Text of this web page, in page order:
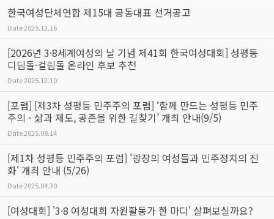
한국여성단체연합 제15대 공동대표 선거공고
Date2025.12.16
[2026년 3·8세계여성의 날 기념 제41회 한국여성대회] 성평등
디딤돌·걸림돌 온라인 후보 추천
Date2025.12.10
[포럼] [제3차 성평등 민주주의 포럼] ‘함께 만드는 성평등 민주
주의 - 삶과 제도, 공존을 위한 길찾기’ 개최 안내(9/5)
Date2025.08.14
[제1차 성평등 민주주의 포럼] '광장의 여성들과 민주정치의 진
화' 개최 안내 (5/26)
Date2025.04.30
[여성대회] '3·8 여성대회 자원활동가 한 마디' 살펴보실까요?